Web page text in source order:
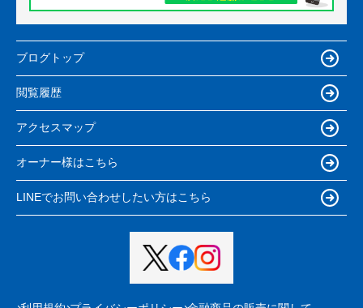
ブログトップ
閲覧履歴
アクセスマップ
オーナー様はこちら
LINEでお問い合わせしたい方はこちら